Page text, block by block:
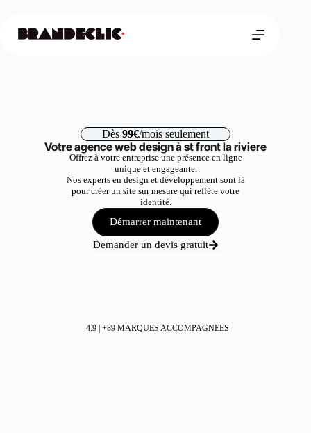
Dès 99€/mois seulement
Votre agence web design à st front la riviere
Offrez à votre entreprise une présence en ligne
unique et engageante.
Nos experts en design et développement sont là
pour créer un site sur mesure qui reflète votre
identité.
Démarrer maintenant
Demander un devis gratuit
4.9 | +89 MARQUES ACCOMPAGNEES